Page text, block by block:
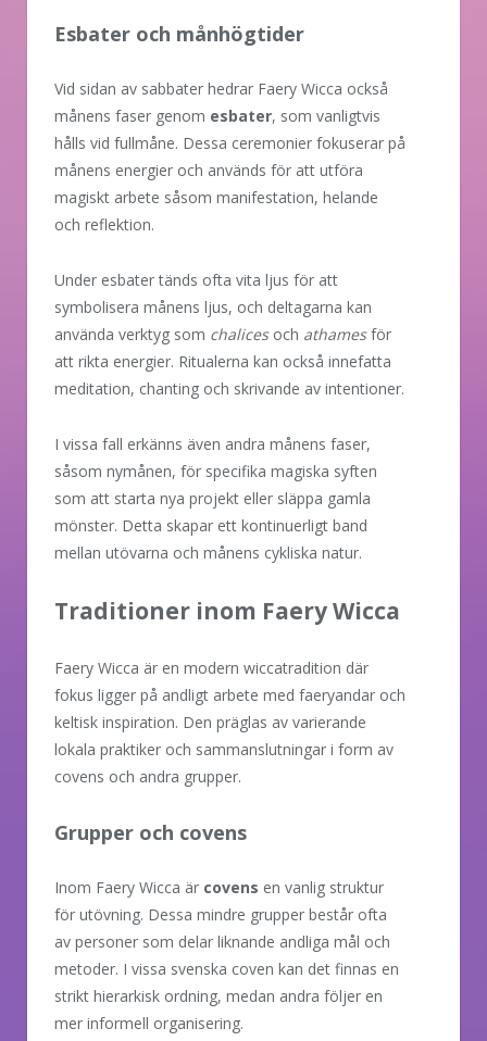
Esbater och månhögtider
Vid sidan av sabbater hedrar Faery Wicca också
månens faser genom esbater, som vanligtvis
hålls vid fullmåne. Dessa ceremonier fokuserar på
månens energier och används för att utföra
magiskt arbete såsom manifestation, helande
och reflektion.
Under esbater tänds ofta vita ljus för att
symbolisera månens ljus, och deltagarna kan
använda verktyg som chalicesoch athamesför
att rikta energier. Ritualerna kan också innefatta
meditation, chanting och skrivande av intentioner.
I vissa fall erkänns även andra månens faser,
såsom nymånen, för specifika magiska syften
som att starta nya projekt eller släppa gamla
mönster. Detta skapar ett kontinuerligt band
mellan utövarna och månens cykliska natur.
Traditioner inom Faery Wicca
Faery Wicca är en modern wiccatradition där
fokus ligger på andligt arbete med faeryandar och
keltisk inspiration. Den präglas av varierande
lokala praktiker och sammanslutningar i form av
covens och andra grupper.
Grupper och covens
Inom Faery Wicca är covens en vanlig struktur
för utövning. Dessa mindre grupper består ofta
av personer som delar liknande andliga mål och
metoder. I vissa svenska coven kan det finnas en
strikt hierarkisk ordning, medan andra följer en
mer informell organisering.